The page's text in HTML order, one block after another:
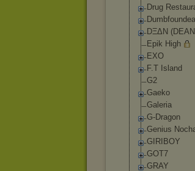
Drug
DΞΔN
Epik High
EXO
F.T Island
G2
Gaeko
Galeria
G-Dragon
Genius
GIRIBOY
GOT7
GRAY